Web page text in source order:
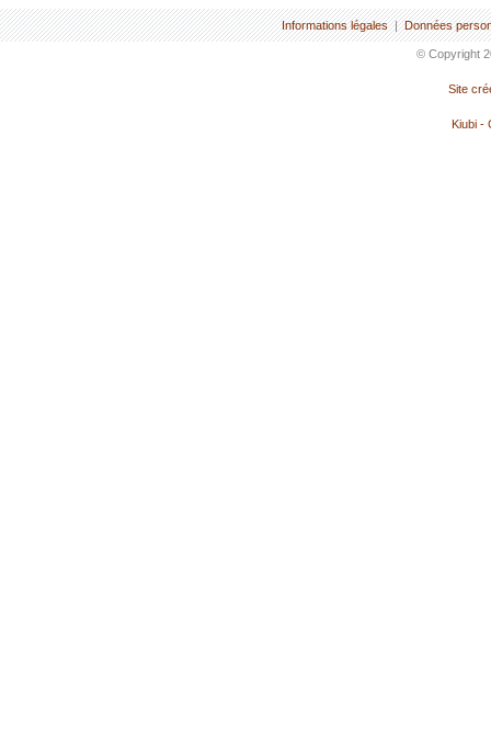
Informations légales | Données
© Copyright
Site
Kiubi -